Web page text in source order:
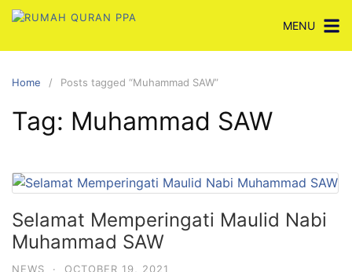
Skip
content
MENU
Home Posts tagged “Muhammad SAW”
Tag: Muhammad SAW
Selamat Memperingati Maulid Nabi
Muhammad SAW
NEWS · OCTOBER 19, 2021